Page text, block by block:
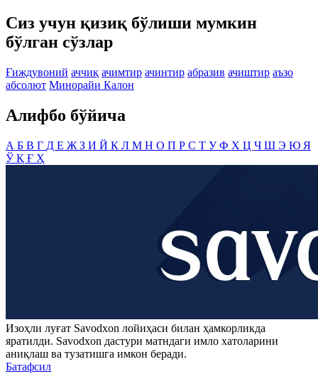
Сиз учун қизиқ бўлиши мумкин
бўлган сўзлар
Ғиждувоний аччиқ ачимтир ачинтир абразив ачиштир аъзо
абсолют Минорайи Калон
Алифбо бўйича
А Б В Г Д Е Ж З И Й К Л М Н О П Р С Т УФ Х Ц Ч Ш Э Ю Я
ЎҚ Ғ Ҳ
Изоҳли луғат Savodxon лойиҳаси билан ҳамкорликда
яратилди. Savodxon дастури матндаги имло хатоларини
аниқлаш ва тузатишга имкон беради.
Батафсил